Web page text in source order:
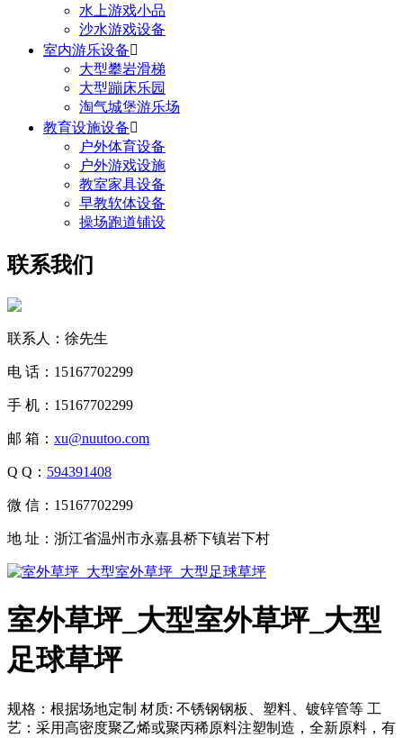
水上游戏小品
沙水游戏设备
室内游乐设备
大型攀岩滑梯
大型蹦床乐园
淘气城堡游乐场
教育设施设备
户外体育设备
户外游戏设施
教室家具设备
早教软体设备
操场跑道铺设
联系我们
联系人：徐先生
电 话：15167702299
手 机：15167702299
邮 箱： xu@nuutoo.com
Q Q： 594391408
微 信：15167702299
地 址：浙江省温州市永嘉县桥下镇岩下村
室外草坪_大型室外草坪_大型
足球草坪
规格：根据场地定制 材质: 不锈钢钢板、塑料、镀锌管等 工
艺：采用高密度聚乙烯或聚丙稀原料注塑制造，全新原料，有